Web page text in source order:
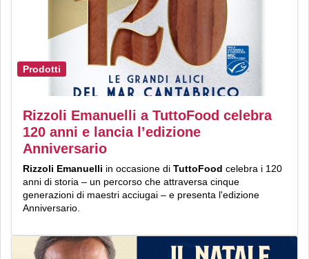
Prodotti
Rizzoli Emanuelli a TuttoFood celebra
120 anni e lancia l’edizione
Anniversario
Rizzoli Emanuelli in occasione di TuttoFood celebra i 120
anni di storia – un percorso che attraversa cinque
generazioni di maestri acciugai – e presenta l'edizione
Anniversario.